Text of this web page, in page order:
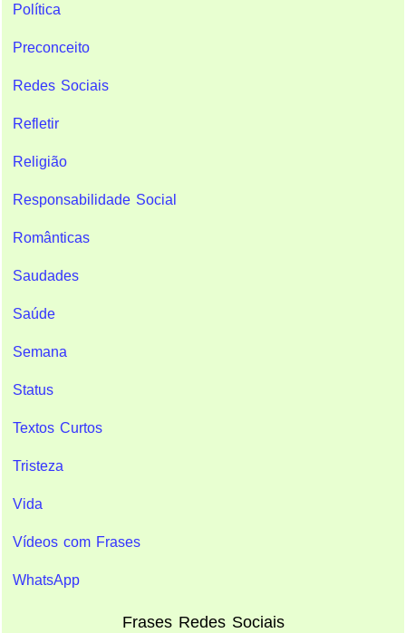
Política
Preconceito
Redes Sociais
Refletir
Religião
Responsabilidade Social
Românticas
Saudades
Saúde
Semana
Status
Textos Curtos
Tristeza
Vida
Vídeos com Frases
WhatsApp
Frases Redes Sociais